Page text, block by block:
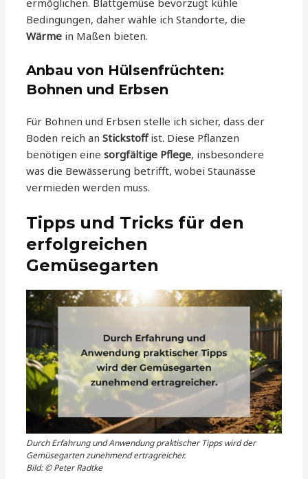
ermöglichen. Blattgemüse bevorzugt kühle
Bedingungen, daher wähle ich Standorte, die
Wärme in Maßen bieten.
Anbau von Hülsenfrüchten:
Bohnen und Erbsen
Für Bohnen und Erbsen stelle ich sicher, dass der
Boden reich anStickstoffist. Diese Pflanzen
benötigen einesorgfältige Pflege, insbesondere
was die Bewässerung betrifft, wobei Staunässe
vermieden werden muss.
Tipps und Tricks für den
erfolgreichen
Gemüsegarten
Durch Erfahrung und Anwendung praktischer Tipps wird der
Gemüsegarten zunehmend ertragreicher.
Bild: © Peter Radtke